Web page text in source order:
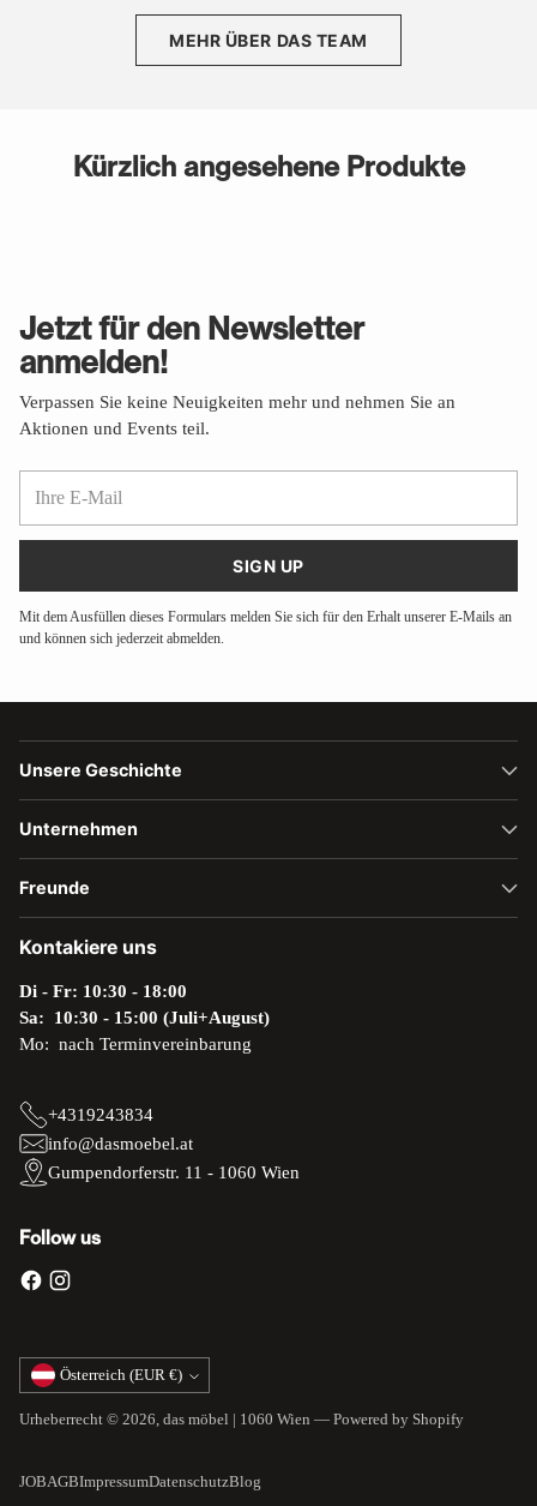
MEHR ÜBER DAS TEAM
Kürzlich angesehene Produkte
Jetzt für den Newsletter
anmelden!
Verpassen Sie keine Neuigkeiten mehr und nehmen Sie an
Aktionen und Events teil.
SIGN UP
Mit dem Ausfüllen dieses Formulars melden Sie sich für den Erhalt unserer E-Mails an
und können sich jederzeit abmelden.
Unsere Geschichte
Unternehmen
Freunde
Kontakiere uns
Di - Fr: 10:30 - 18:00
Sa: 10:30 - 15:00 (Juli+August)
Mo: nach Terminvereinbarung
+4319243834
info@dasmoebel.at
Gumpendorferstr. 11 - 1060 Wien
Follow us
Währung Österreich (EUR €)
Urheberrecht © 2026, das möbel | 1060 Wien — Powered by Shopify
JOBAGBImpressumDatenschutzBlog